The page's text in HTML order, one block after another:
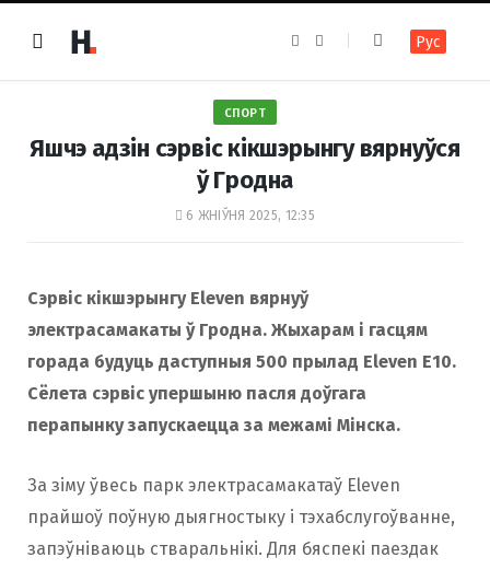
e
k
t
a
m
Рус
СПОРТ
Яшчэ адзін сэрвіс кікшэрынгу вярнуўся
ў Гродна
6 ЖНІЎНЯ 2025, 12:35
Сэрвіс кікшэрынгу Eleven вярнуў
электрасамакаты ў Гродна. Жыхарам і гасцям
горада будуць даступныя 500 прылад Eleven E10.
Сёлета сэрвіс упершыню пасля доўгага
перапынку запускаецца за межамі Мінска.
За зіму ўвесь парк электрасамакатаў Eleven
прайшоў поўную дыягностыку і тэхабслугоўванне,
запэўніваюць стваральнікі. Для бяспекі паездак